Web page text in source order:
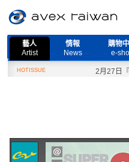
藝人
Artist
情報
News
購物
e-
HOTISSUE 2月27日『